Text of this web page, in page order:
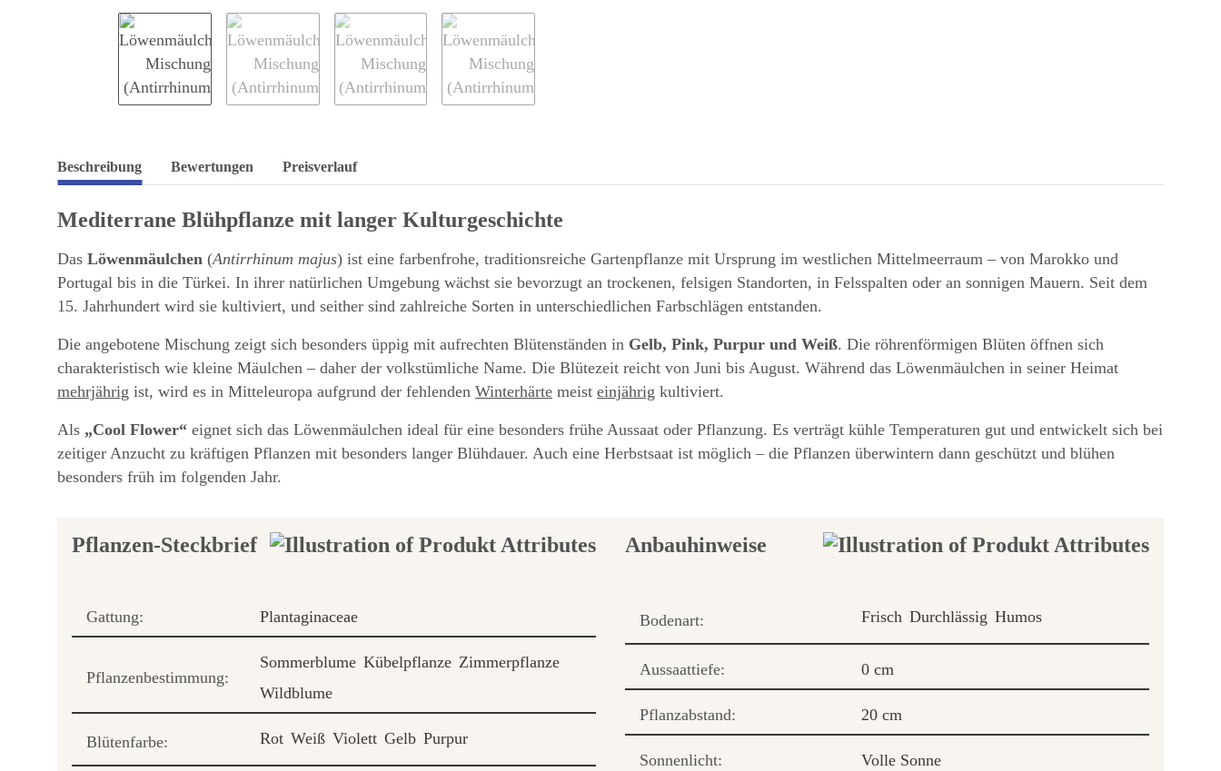
Beschreibung Bewertungen Preisverlauf
Mediterrane Blühpflanze mit langer Kulturgeschichte
Das Löwenmäulchen (Antirrhinum majus) ist eine farbenfrohe, traditionsreiche Gartenpflanze mit Ursprung im westlichen Mittelmeerraum – von Marokko und
Portugal bis in die Türkei. In ihrer natürlichen Umgebung wächst sie bevorzugt an trockenen, felsigen Standorten, in Felsspalten oder an sonnigen Mauern. Seit dem
15. Jahrhundert wird sie kultiviert, und seither sind zahlreiche Sorten in unterschiedlichen Farbschlägen entstanden.
Die angebotene Mischung zeigt sich besonders üppig mit aufrechten Blütenständen in Gelb, Pink, Purpur und Weiß. Die röhrenförmigen Blüten öffnen sich
charakteristisch wie kleine Mäulchen – daher der volkstümliche Name. Die Blütezeit reicht von Juni bis August. Während das Löwenmäulchen in seiner Heimat
mehrjährig ist, wird es in Mitteleuropa aufgrund der fehlenden Winterhärte meist einjährig kultiviert.
Als „Cool Flower“ eignet sich das Löwenmäulchen ideal für eine besonders frühe Aussaat oder Pflanzung. Es verträgt kühle Temperaturen gut und entwickelt sich bei
zeitiger Anzucht zu kräftigen Pflanzen mit besonders langer Blühdauer. Auch eine Herbstsaat ist möglich – die Pflanzen überwintern dann geschützt und blühen
besonders früh im folgenden Jahr.
Pflanzen-Steckbrief
Gattung: Plantaginaceae
Pflanzenbestimmung:
Sommerblume Kübelpflanze Zimmerpflanze
Wildblume
Blütenfarbe: Rot Weiß Violett Gelb Purpur
Anbauhinweise
Bodenart: Frisch Durchlässig Humos
Aussaattiefe: 0 cm
Pflanzabstand: 20 cm
Sonnenlicht: Volle Sonne